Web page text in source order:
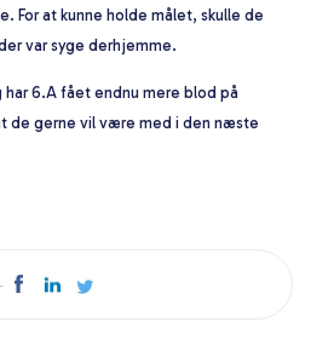
For at kunne holde målet, skulle de
var syge derhjemme.
har 6.A fået endnu mere blod på
de gerne vil være med i den næste